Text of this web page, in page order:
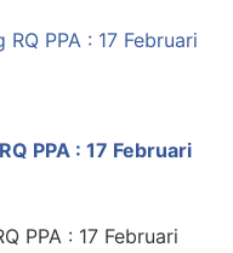
PPA : 17 Februari
PPA : 17 Februari